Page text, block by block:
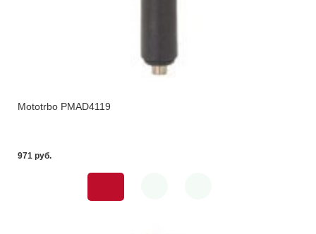
Mototrbo PMAD4119
971 pуб.